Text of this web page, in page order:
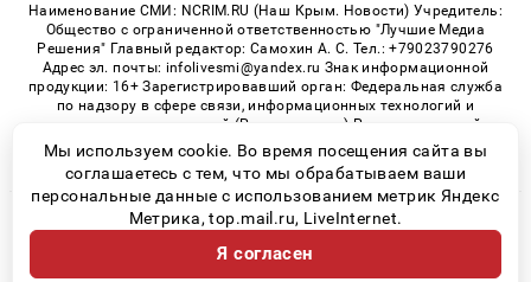
Наименование СМИ: NCRIM.RU (Наш Крым. Новости) Учредитель:
Общество с ограниченной ответственностью "Лучшие Медиа
Решения" Главный редактор: Самохин А. С. Тел.: +79023790276
Адрес эл. почты: infolivesmi@yandex.ru Знак информационной
продукции: 16+ Зарегистрировавший орган: Федеральная служба
по надзору в сфере связи, информационных технологий и
массовых коммуникаций (Роскомнадзор) Регистрационный
номер СМИ ЭЛ № ФС 77 - 81150 от 02.06.2021
© 2026 «nCrim.ru» | Все права защищены
Возрастная категория сайта 16+
Мы используем cookie. Во время посещения сайта вы
соглашаетесь с тем, что мы обрабатываем ваши
персональные данные с использованием метрик Яндекс
Метрика, top.mail.ru, LiveInternet.
Я согласен